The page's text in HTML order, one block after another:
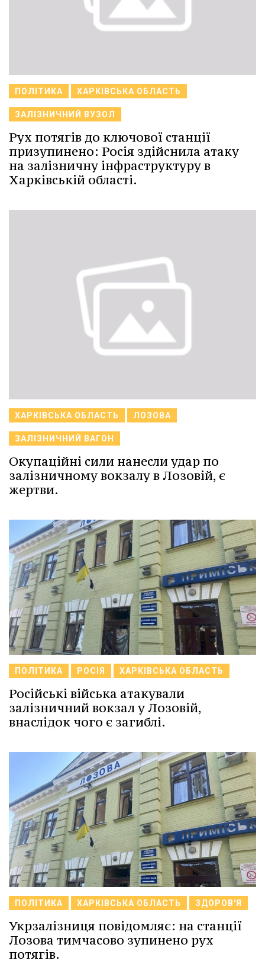
ПОЛІТИКА ХАРКІВСЬКА ОБЛАСТЬ
ЗАЛІЗНИЧНИЙ ВУЗОЛ
Рух потягів до ключової станції
призупинено: Росія здійснила атаку
на залізничну інфраструктуру в
Харківській області.
ХАРКІВСЬКА ОБЛАСТЬ ЛОЗОВА
ЗАЛІЗНИЧНИЙ ВАГОН
Окупаційні сили нанесли удар по
залізничному вокзалу в Лозовій, є
жертви.
ПОЛІТИКА РОСІЯ ХАРКІВСЬКА ОБЛАСТЬ
Російські війська атакували
залізничний вокзал у Лозовій,
внаслідок чого є загиблі.
ПОЛІТИКА ХАРКІВСЬКА ОБЛАСТЬ ЗДОРОВ'Я
Укрзалізниця повідомляє: на станції
Лозова тимчасово зупинено рух
потягів.